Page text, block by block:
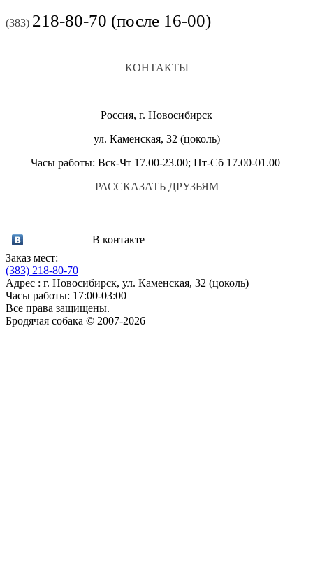
(383) 218-80-70 (после 16-00)
КОНТАКТЫ
Россия, г. Новосибирск
ул. Каменская, 32 (цоколь)
Часы работы: Вск-Чт 17.00-23.00; Пт-Сб 17.00-01.00
РАССКАЗАТЬ ДРУЗЬЯМ
В контакте
Заказ мест:
(383) 218-80-70
Адрес : г. Новосибирск, ул. Каменская, 32 (цоколь)
Часы работы: 17:00-03:00
Все права защищены.
Бродячая собака © 2007-2026